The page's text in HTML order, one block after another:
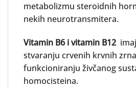
metabolizmu steroidnih
nekih neurotransmitera.
Vitamin B6 i vitamin B12
stvaranju crvenih krvnih
funkcioniranju živčanog
homocisteina.